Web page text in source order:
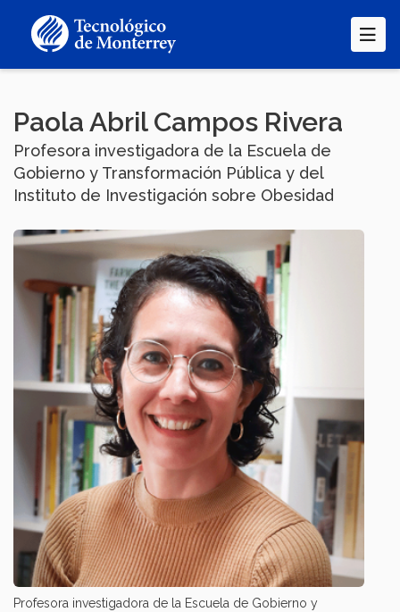
contenido
Paola Abril Campos Rivera
Profesora investigadora de la Escuela de
Gobierno y Transformación Pública y del
Instituto de Investigación sobre Obesidad
Profesora investigadora de la Escuela de Gobierno y